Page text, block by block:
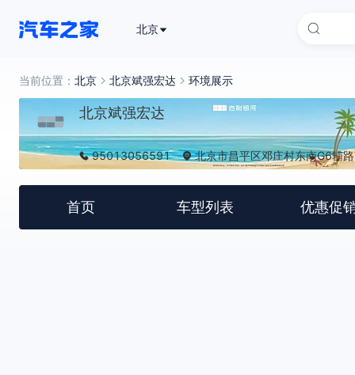
北京
当前位置： 北京 北京斌强宏达 环境展示
北京斌强宏达
95013056591 北京市昌平区邓庄村东南G6辅
首页 车型列表 优惠促